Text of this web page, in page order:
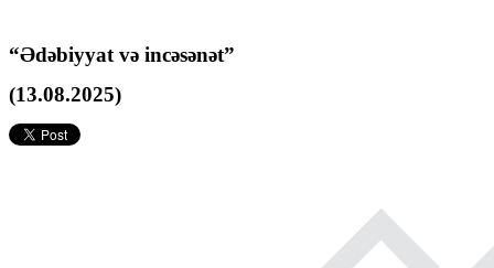
“Ədəbiyyat və incəsənət”
(13.08.2025)